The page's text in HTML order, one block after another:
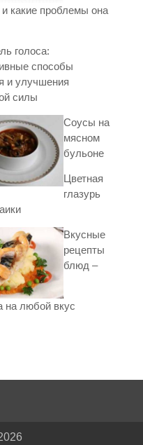
какие проблемы она
голоса:
способы
и улучшения
силы
Соусы на
мясном
бульоне
Цветная
глазурь
Вкусные
рецепты
блюд –
на любой вкус